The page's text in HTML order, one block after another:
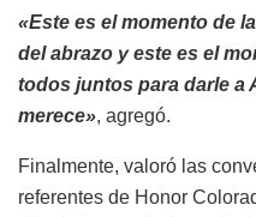
«Este es el momento de
del abrazo y este es el
todos juntos para darle a
merece», agregó.
Finalmente, valoró las
referentes de Honor